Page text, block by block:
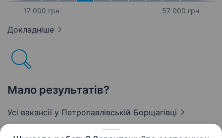
17 000 грн 57 000 грн
Докладніше
Мало результатів?
Усі вакансії у Петропавлівській Борщагівці